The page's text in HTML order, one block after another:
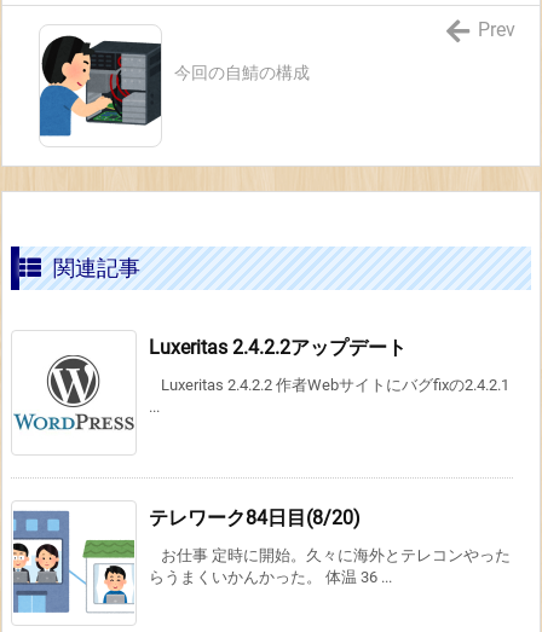
今回の自鯖の構成
Prev
関連記事
Luxeritas 2.4.2.2アップデート
Luxeritas 2.4.2.2 作者Webサイトにバグfixの2.4.2.1
...
テレワーク84日目(8/20)
お仕事 定時に開始。久々に海外とテレコンやった
らうまくいかんかった。 体温 36 ...